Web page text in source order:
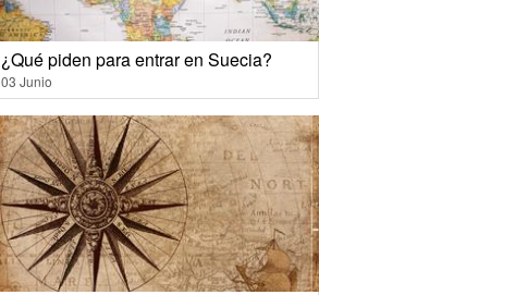
¿Qué piden para entrar en Suecia?
03 Junio